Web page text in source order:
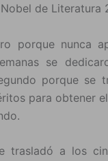
de Literatura
porque nunca
se
porque se
para obtener
trasladó a los